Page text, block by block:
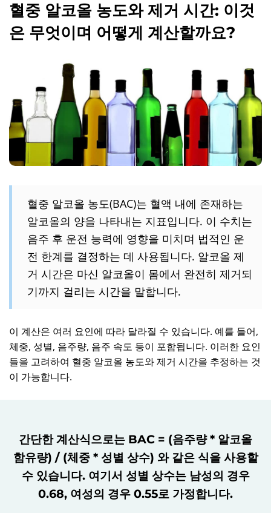
혈중 알코올 농도와 제거 시간: 이것
은 무엇이며 어떻게 계산할까요?
혈중 알코올 농도(BAC)는 혈액 내에 존재하는
알코올의 양을 나타내는 지표입니다. 이 수치는
음주 후 운전 능력에 영향을 미치며 법적인 운
전 한계를 결정하는 데 사용됩니다. 알코올 제
거 시간은 마신 알코올이 몸에서 완전히 제거되
기까지 걸리는 시간을 말합니다.
이 계산은 여러 요인에 따라 달라질 수 있습니다. 예를 들어,
체중, 성별, 음주량, 음주 속도 등이 포함됩니다. 이러한 요인
들을 고려하여 혈중 알코올 농도와 제거 시간을 추정하는 것
이 가능합니다.
간단한 계산식으로는 BAC = (음주량 * 알코올
함유량) / (체중 * 성별 상수) 와 같은 식을 사용할
수 있습니다. 여기서 성별 상수는 남성의 경우
0.68, 여성의 경우 0.55로 가정합니다.